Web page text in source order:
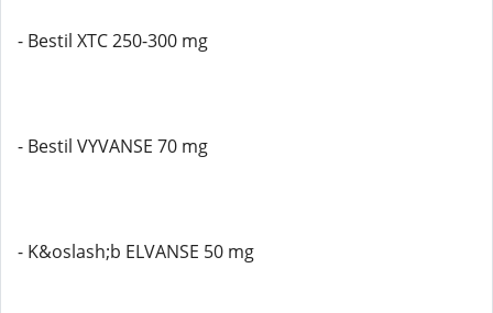
- Bestil XTC 250-300 mg
- Bestil VYVANSE 70 mg
- K&oslash;b ELVANSE 50 mg